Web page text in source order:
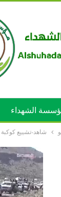
الشهداء
شاهد-تشييع كوكبة